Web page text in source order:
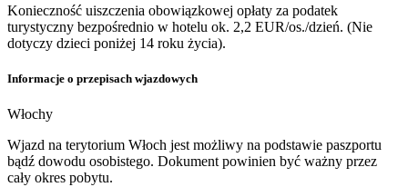
Konieczność uiszczenia obowiązkowej opłaty za podatek
turystyczny bezpośrednio w hotelu ok. 2,2 EUR/os./dzień. (Nie
dotyczy dzieci poniżej 14 roku życia).
Informacje o przepisach wjazdowych
Włochy
Wjazd na terytorium Włoch jest możliwy na podstawie paszportu
bądź dowodu osobistego. Dokument powinien być ważny przez
cały okres pobytu.